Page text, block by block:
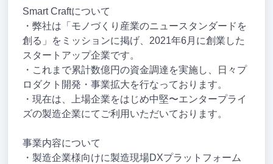
Smart Craftについて
・弊社は「モノづくり産業のニュースタンダードを
創る」をミッションに掲げ、2021年6月に創業した
スタートアップ企業です。
・これまで累計数億円の資金調達を実施し、日々プ
ロダクト開発・事業拡大を行なっております。
・現在は、上場企業をはじめ中堅〜エンタープライ
ズの製造企業にてご利用いただいております。
事業内容について
・製造企業様向けに製造現場DXプラットフォーム